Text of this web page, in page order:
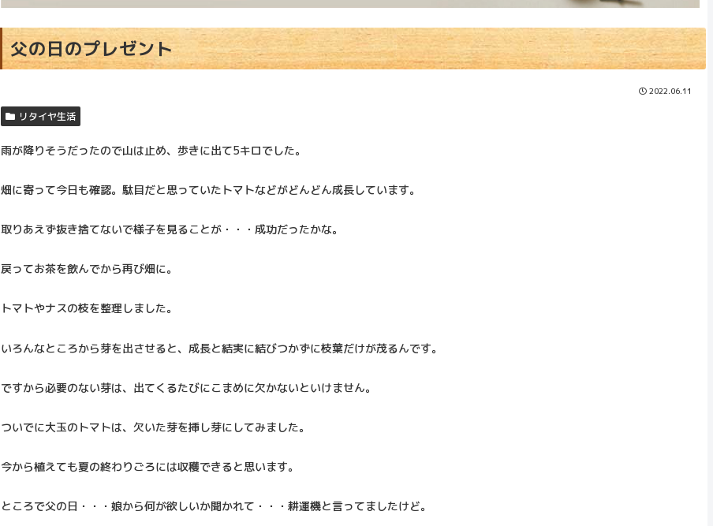
父の日のプレゼント
2022.06.11
リタイヤ生活
雨が降りそうだったので山は止め、歩きに出て5キロでした。
畑に寄って今日も確認。駄目だと思っていたトマトなどがどんどん成長しています。
取りあえず抜き捨てないで様子を見ることが・・・成功だったかな。
戻ってお茶を飲んでから再び畑に。
トマトやナスの枝を整理しました。
いろんなところから芽を出させると、成長と結実に結びつかずに枝葉だけが茂るんです。
ですから必要のない芽は、出てくるたびにこまめに欠かないといけません。
ついでに大玉のトマトは、欠いた芽を挿し芽にしてみました。
今から植えても夏の終わりごろには収穫できると思います。
ところで父の日・・・娘から何が欲しいか聞かれて・・・耕運機と言ってましたけど。